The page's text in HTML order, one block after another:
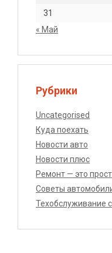
31
« Май
Рубрики
Uncategorised
Куда поехать
Новости авто
Новости плюс
Ремонт — это
Советы
Техобслуживание